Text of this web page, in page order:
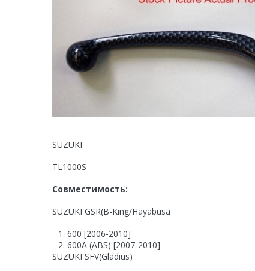
SUZUKI
TL1000S
Совместимость:
SUZUKI GSR(B-King/Hayabusa
600 [2006-2010]
600A (ABS) [2007-2010]
SUZUKI SFV(Gladius)